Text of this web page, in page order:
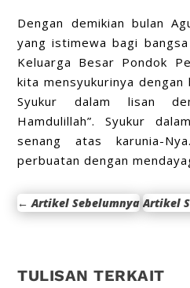
Dengan demikian bulan
yang istimewa bagi
Keluarga Besar Pondok
kita mensyukurinya dengan
Syukur dalam lisan
Hamdulillah”. Syukur
senang atas karunia-
perbuatan dengan
←Artikel Sebelumnya Artikel
TULISAN TERKAIT